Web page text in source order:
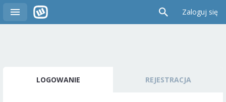
Zaloguj się
LOGOWANIE REJESTRACJA